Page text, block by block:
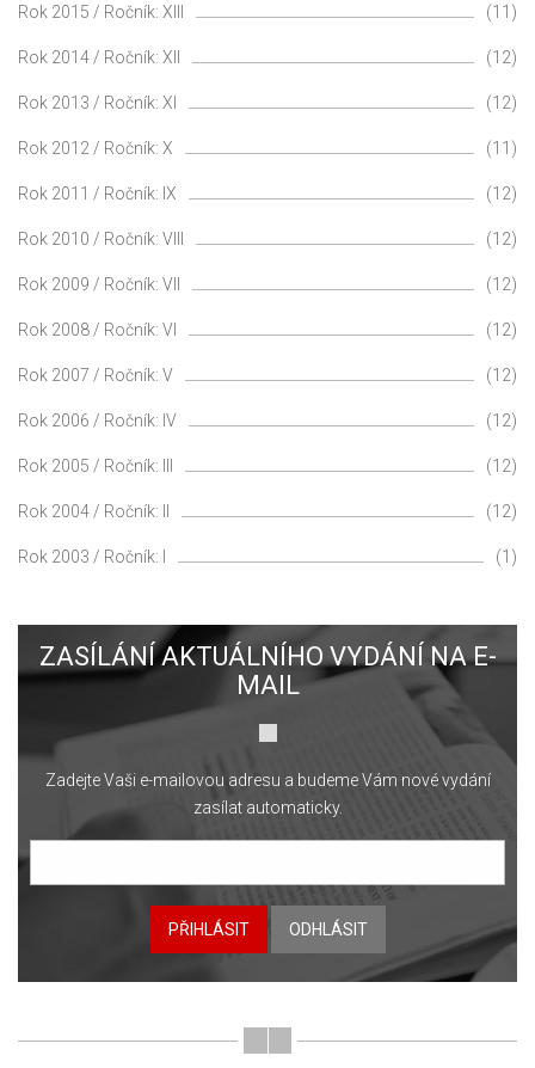
Rok 2015 / Ročník: XIII (11)
Rok 2014 / Ročník: XII (12)
Rok 2013 / Ročník: XI (12)
Rok 2012 / Ročník: X (11)
Rok 2011 / Ročník: IX (12)
Rok 2010 / Ročník: VIII (12)
Rok 2009 / Ročník: VII (12)
Rok 2008 / Ročník: VI (12)
Rok 2007 / Ročník: V (12)
Rok 2006 / Ročník: IV (12)
Rok 2005 / Ročník: III (12)
Rok 2004 / Ročník: II (12)
Rok 2003 / Ročník: I (1)
ZASÍLÁNÍ AKTUÁLNÍHO VYDÁNÍ NA E-
MAIL
Zadejte Vaši e-mailovou adresu a budeme Vám nové vydání
zasílat automaticky.
PŘIHLÁSIT ODHLÁSIT